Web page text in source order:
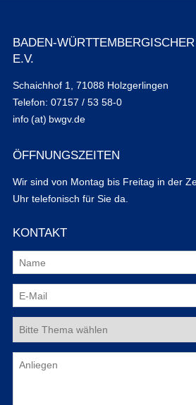
BADEN-
E.V.
Schaichhof 1, 71088 Holzgerlingen
Telefon: 07157 / 53 58-0
info (at) bwgv.de
ÖFFNUNGSZEITEN
Wir sind von Montag bis Freitag in der
Uhr telefonisch für Sie da.
KONTAKT